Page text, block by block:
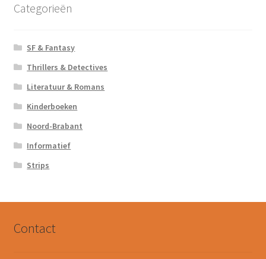
Categorieën
SF & Fantasy
Thrillers & Detectives
Literatuur & Romans
Kinderboeken
Noord-Brabant
Informatief
Strips
Contact